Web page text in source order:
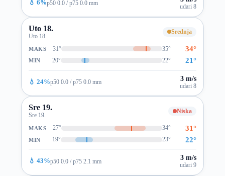
💧 6%p50 0.0 / p75 0.0 mm
udari 8
Uto 18.
Uto 18.
Srednja
MAKS 31° 35° 34°
MIN 20° 22° 21°
💧 24%p50 0.0 / p75 0.0 mm 3 m/s
udari 8
Sre 19.
Sre 19.
Niska
MAKS 27° 34° 31°
MIN 19° 23° 22°
💧 43%p50 0.0 / p75 2.1 mm 3 m/s
udari 9